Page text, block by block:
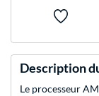
Description
Le processeur